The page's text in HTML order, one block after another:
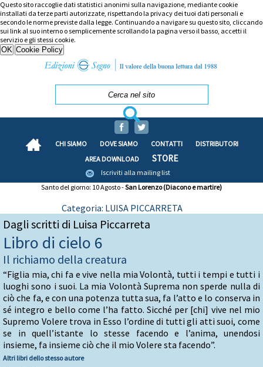
Questo sito raccoglie dati statistici anonimi sulla navigazione, mediante cookie
installati da terze parti autorizzate, rispettando la privacy dei tuoi dati personali e
secondo le norme previste dalla legge. Continuando a navigare su questo sito, cliccando
sui link al suo interno o semplicemente scrollando la pagina verso il basso, accetti il
servizio e gli stessi cookie.
CHI SIAMO DOVE SIAMO CONTATTI
DISTRIBUTORI
AREA DOWNLOAD
STORE
Iscriviti alla mailing list
Santo del giorno: 10 Agosto -San Lorenzo (Diacono e martire)
Categoria: LUISA PICCARRETA
Dagli scritti di Luisa Piccarreta
Libro di cielo 6
Il richiamo della creatura
“Figlia mia, chi fa e vive nella mia Volontà, tutti i tempi e tutti i
luoghi sono i suoi. La mia Volontà Suprema non sperde nulla di
ciò che fa, e con una potenza tutta sua, fa l’atto e lo conserva in
sé integro e bello come l’ha fatto. Sicché per [chi] vive nel mio
Supremo Volere trova in Esso l’ordine di tutti gli atti suoi, come
se in quell’istante lo stesse facendo e l’anima, unendosi
insieme, fa insieme ciò che il mio Volere sta facendo”.
Altri libri dello stesso autore